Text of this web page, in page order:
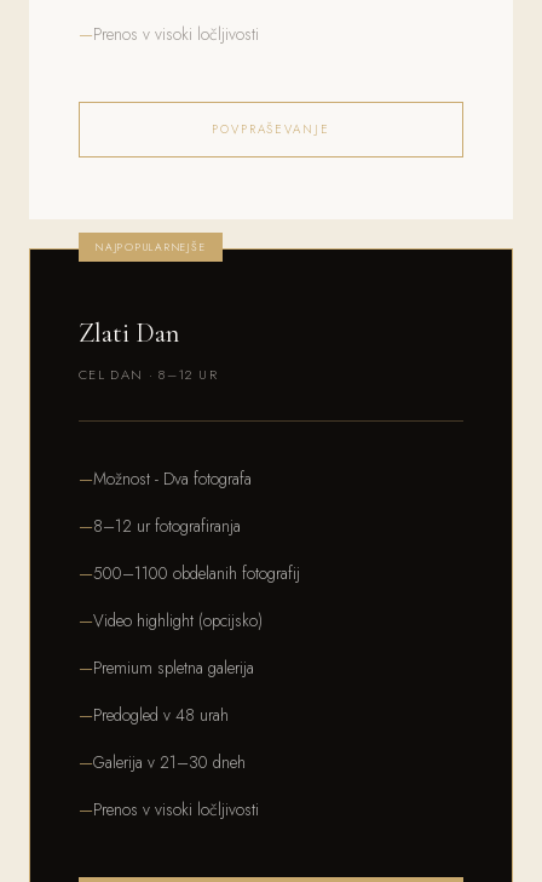
Prenos v visoki ločljivosti
POVPRAŠEVANJE
NAJPOPULARNEJŠE
Zlati Dan
CEL DAN · 8–12 UR
Možnost - Dva fotografa
8–12 ur fotografiranja
500–1100 obdelanih fotografij
Video highlight (opcijsko)
Premium spletna galerija
Predogled v 48 urah
Galerija v 21–30 dneh
Prenos v visoki ločljivosti